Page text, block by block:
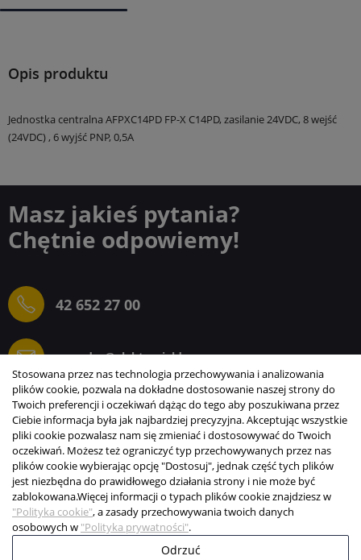
Opis produktu
Jednostka centralna AFPXC14PD FP-X C14PD, zasilanie 24VDC, 8 wejść
(24VDC) , 6 wyjść PNP, 0,5A
Masz jakieś pytania?
Chętnie odpowiemy!
42 652 27 00
sprzedaz@elektrogielda.com
ELEKTROGIEŁDA SZ.ŻACZKIEWICZ; M.KARLIŃSKI
SP.J.
INFORMACJE
STREFA KLIENTA
Stosowana przez nas technologia przechowywania i analizowania
plików cookie, pozwala na dokładne dostosowanie naszej strony do
Twoich preferencji i oczekiwań dążąc do tego aby poszukiwana przez
Ciebie informacja była jak najbardziej precyzyjna. Akceptując wszystkie
pliki cookie pozwalasz nam się zmieniać i dostosowywać do Twoich
oczekiwań. Możesz też ograniczyć typ przechowywanych przez nas
plików cookie wybierając opcję "Dostosuj", jednak część tych plików
jest niezbędna do prawidłowego działania strony i nie może być
zablokowana.Więcej informacji o typach plików cookie znajdziesz w
"Polityka cookie", a zasady przechowywania twoich danych
osobowych w "Polityka prywatności".
Odrzuć
Copyright © 2003-2026 Elektrogiełda s.j.